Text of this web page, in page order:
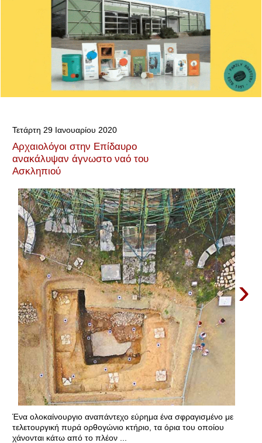
Τετάρτη 29 Ιανουαρίου 2020
Αρχαιολόγοι στην Επίδαυρο
ανακάλυψαν άγνωστο ναό του
Ασκληπιού
›
Ένα ολοκαίνουργιο αναπάντεχο εύρημα ένα σφραγισμένο με
τελετουργική πυρά ορθογώνιο κτήριο, τα όρια του οποίου
χάνονται κάτω από το πλέον ...